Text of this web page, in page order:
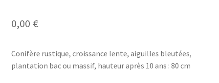
0,00 €
Conifère rustique, croissance lente, aiguilles bleutées,
plantation bac ou massif, hauteur après 10 ans : 80 cm